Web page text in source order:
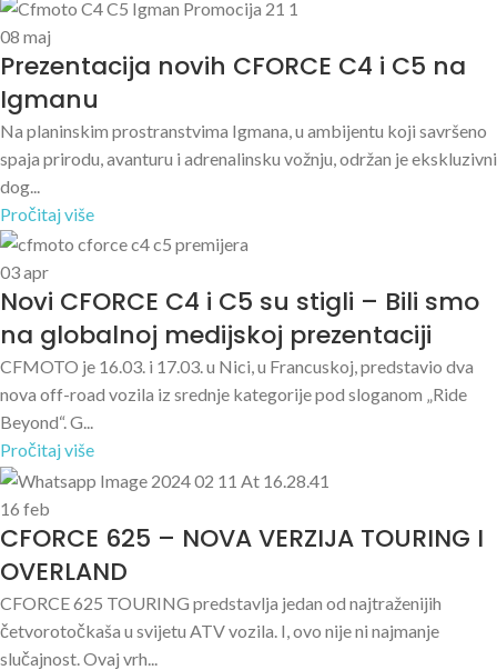
08 maj
Prezentacija novih CFORCE C4 i C5 na
Igmanu
Na planinskim prostranstvima Igmana, u ambijentu koji savršeno
spaja prirodu, avanturu i adrenalinsku vožnju, održan je ekskluzivni
dog...
Pročitaj više
03apr
Novi CFORCE C4 i C5 su stigli – Bili smo
na globalnoj medijskoj prezentaciji
CFMOTO je 16.03. i 17.03. u Nici, u Francuskoj, predstavio dva
nova off-road vozila iz srednje kategorije pod sloganom „Ride
Beyond“. G...
Pročitaj više
16 feb
CFORCE 625 – NOVA VERZIJA TOURING I
OVERLAND
CFORCE 625 TOURING predstavlja jedan od najtraženijih
četvorotočkaša u svijetu ATV vozila. I, ovo nije ni najmanje
slučajnost. Ovaj vrh...